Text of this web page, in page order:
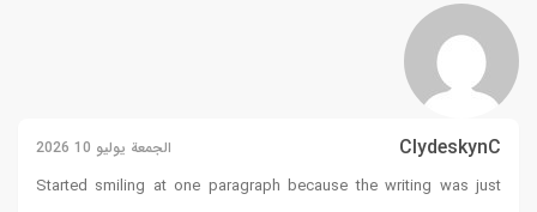
ClydeskynC الجمعة يوليو 10 2026
Started smiling at one paragraph because the writing was just